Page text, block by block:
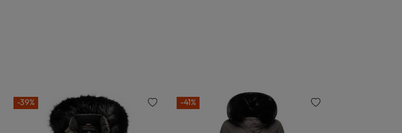
-39% -41%